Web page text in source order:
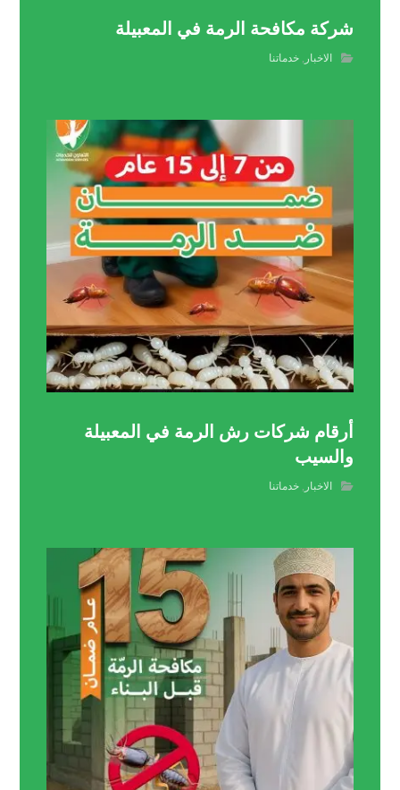
شركة مكافحة الرمة في المعبيلة
الاخبار ,خدماتنا
أرقام شركات رش الرمة في المعبيلة
والسيب
الاخبار ,خدماتنا